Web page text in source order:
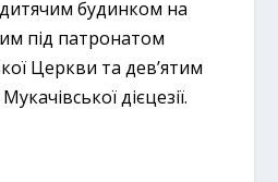
будинком на
під патронатом
Церкви та дев’ятим
дієцезії.